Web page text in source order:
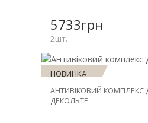
-31%
5733грн
2шт.
НОВИНКА
ЗНИЖКА
АНТИВІКОВИЙ КОМПЛЕКС
ДЕКОЛЬТЕ